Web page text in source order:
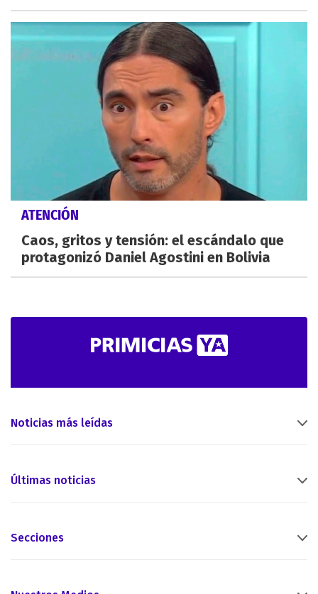
ATENCIÓN
Caos, gritos y tensión: el escándalo que
protagonizó Daniel Agostini en Bolivia
Noticias más leídas
Últimas noticias
Secciones